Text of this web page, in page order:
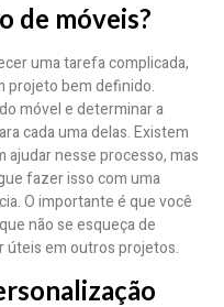
de móveis?
uma tarefa complicada,
projeto bem definido.
móvel e determinar a
cada uma delas. Existem
nesse processo, mas
fazer isso com uma
O importante é que você
não se esqueça de
úteis em outros projetos.